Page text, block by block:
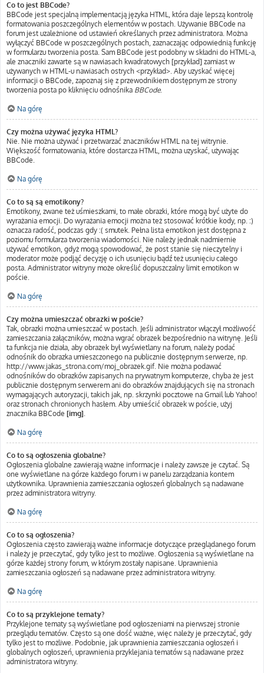
Co to jest BBCode?
BBCode jest specjalną implementacją języka HTML, która daje lepszą kontrolę
formatowania poszczególnych elementów w postach. Używanie BBCode na
forum jest uzależnione od ustawień określanych przez administratora. Można
wyłączyć BBCode w poszczególnych postach, zaznaczając odpowiednią funkcję
w formularzu tworzenia posta. Sam BBCode jest podobny w składni do HTML-a,
ale znaczniki zawarte są w nawiasach kwadratowych [przykład] zamiast w
używanych w HTML-u nawiasach ostrych <przykład>. Aby uzyskać więcej
informacji o BBCode, zapoznaj się z przewodnikiem dostępnym ze strony
tworzenia posta po kliknięciu odnośnika BBCode.
Na górę
Czy można używać języka HTML?
Nie. Nie można używać i przetwarzać znaczników HTML na tej witrynie.
Większość formatowania, które dostarcza HTML, można uzyskać, używając
BBCode.
Na górę
Co to są są emotikony?
Emotikony, zwane też uśmieszkami, to małe obrazki, które mogą być użyte do
wyrażania emocji. Do wyrażania emocji można też stosować krótkie kody, np. :)
oznacza radość, podczas gdy :( smutek. Pełna lista emotikon jest dostępna z
poziomu formularza tworzenia wiadomości. Nie należy jednak nadmiernie
używać emotikon, gdyż mogą spowodować, że post stanie się nieczytelny i
moderator może podjąć decyzję o ich usunięciu bądź też usunięciu całego
posta. Administrator witryny może określić dopuszczalny limit emotikon w
poście.
Na górę
Czy można umieszczać obrazki w poście?
Tak, obrazki można umieszczać w postach. Jeśli administrator włączył możliwość
zamieszczania załączników, można wgrać obrazek bezpośrednio na witrynę. Jeśli
ta funkcja nie działa, aby obrazek był wyświetlany na forum, należy podać
odnośnik do obrazka umieszczonego na publicznie dostępnym serwerze, np.
http://www.jakas_strona.com/moj_obrazek.gif. Nie można podawać
odnośników do obrazków zapisanych na prywatnym komputerze, chyba że jest
publicznie dostępnym serwerem ani do obrazków znajdujących się na stronach
wymagających autoryzacji, takich jak, np. skrzynki pocztowe na Gmail lub Yahoo!
oraz stronach chronionych hasłem. Aby umieścić obrazek w poście, użyj
znacznika BBCode [img].
Na górę
Co to są ogłoszenia globalne?
Ogłoszenia globalne zawierają ważne informacje i należy zawsze je czytać. Są
one wyświetlane na górze każdego forum i w panelu zarządzania kontem
użytkownika. Uprawnienia zamieszczania ogłoszeń globalnych są nadawane
przez administratora witryny.
Na górę
Co to są ogłoszenia?
Ogłoszenia często zawierają ważne informacje dotyczące przeglądanego forum
i należy je przeczytać, gdy tylko jest to możliwe. Ogłoszenia są wyświetlane na
górze każdej strony forum, w którym zostały napisane. Uprawnienia
zamieszczania ogłoszeń są nadawane przez administratora witryny.
Na górę
Co to są przyklejone tematy?
Przyklejone tematy są wyświetlane pod ogłoszeniami na pierwszej stronie
przeglądu tematów. Często są one dość ważne, więc należy je przeczytać, gdy
tylko jest to możliwe. Podobnie, jak uprawnienia zamieszczania ogłoszeń i
globalnych ogłoszeń, uprawnienia przyklejania tematów są nadawane przez
administratora witryny.